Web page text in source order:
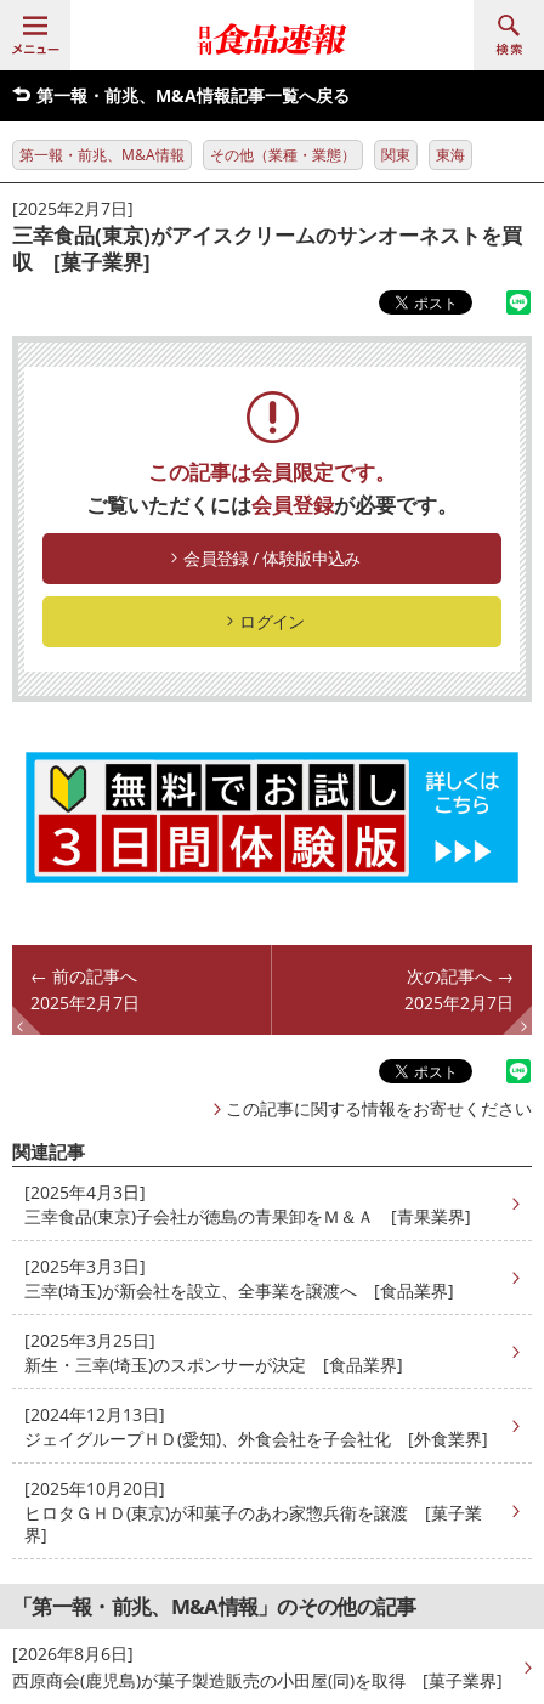
第一報・前兆、M&A情報記事一覧へ戻る
第一報・前兆、M&A情報 その他（業種・業態） 関東 東海
[2025年2月7日]
三幸食品(東京)がアイスクリームのサンオーネストを買
収 [菓子業界]
この記事は会員限定です。
ご覧いただくには会員登録が必要です。
会員登録 / 体験版申込み
ログイン
← 前の記事へ
2025年2月7日
次の記事へ →
2025年2月7日
この記事に関する情報をお寄せください
関連記事
[2025年4月3日]
三幸食品(東京)子会社が徳島の青果卸をＭ＆Ａ [青果業界]
[2025年3月3日]
三幸(埼玉)が新会社を設立、全事業を譲渡へ [食品業界]
[2025年3月25日]
新生・三幸(埼玉)のスポンサーが決定 [食品業界]
[2024年12月13日]
ジェイグループＨＤ(愛知)、外食会社を子会社化 [外食業界]
[2025年10月20日]
ヒロタＧＨＤ(東京)が和菓子のあわ家惣兵衛を譲渡 [菓子業
界]
「第一報・前兆、M&A情報」のその他の記事
[2026年8月6日]
西原商会(鹿児島)が菓子製造販売の小田屋(同)を取得 [菓子業界]